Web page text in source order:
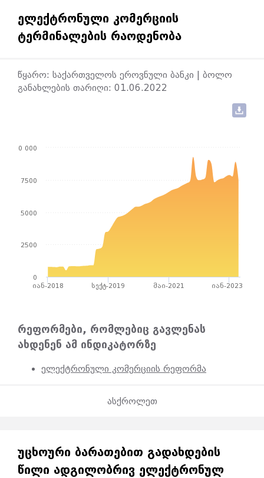
ᲔᲚᲔᲥᲢᲠᲝᲜᲣᲚᲘ ᲙᲝᲛᲔᲠᲪᲘᲘᲡ
ᲢᲔᲠᲛᲘᲜᲐᲚᲔᲑᲘᲡ ᲠᲐᲝᲓᲔᲜᲝᲑᲐ
წყარო: საქართველოს ეროვნული ბანკი | ბოლო
განახლების თარიღი: 01.06.2022
იან-2018 სექტ-2019 მაი-2021 იან-2023
0
2500
5000
7500
10 000
რეფორმები, რომლებიც გავლენას
ახდენენ ამ ინდიკატორზე
ელექტრონული კომერციის რეფორმა
ასქროლეთ
ᲣᲪᲮᲝᲣᲠᲘ ᲑᲐᲠᲐᲗᲔᲑᲘᲗ ᲒᲐᲓᲐᲮᲓᲔᲑᲘᲡ
ᲬᲘᲚᲘ ᲐᲓᲒᲘᲚᲝᲑᲠᲘᲕ ᲔᲚᲔᲥᲢᲠᲝᲜᲣᲚ